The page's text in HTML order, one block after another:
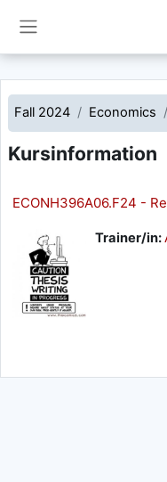
Fall 2024 Economics
Kursinformation
ECONH396A06.F24 -
Trainer/in: